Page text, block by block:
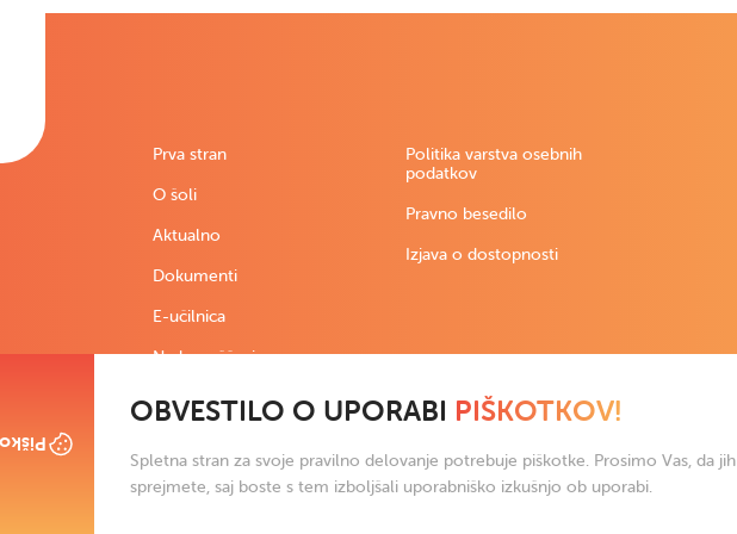
Prva stran
O šoli
Aktualno
Dokumenti
E-učilnica
Nadomeščanja
Politika varstva osebnih
podatkov
Pravno besedilo
Izjava o dostopnosti
OBVESTILO O UPORABI PIŠKOTKOV!
Spletna stran za svoje pravilno delovanje potrebuje piškotke. Prosimo Vas, da jih
sprejmete, saj boste s tem izboljšali uporabniško izkušnjo ob uporabi.